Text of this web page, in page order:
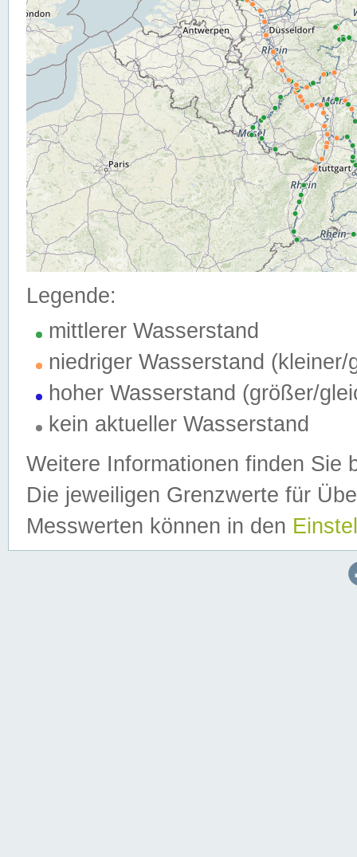
Legende:
mittlerer Wasserstand
niedriger Wasserstand (kleiner/
hoher Wasserstand (größer/
kein aktueller Wasserstand
Weitere Informationen finden Sie
Die jeweiligen Grenzwerte für
Messwerten können in den